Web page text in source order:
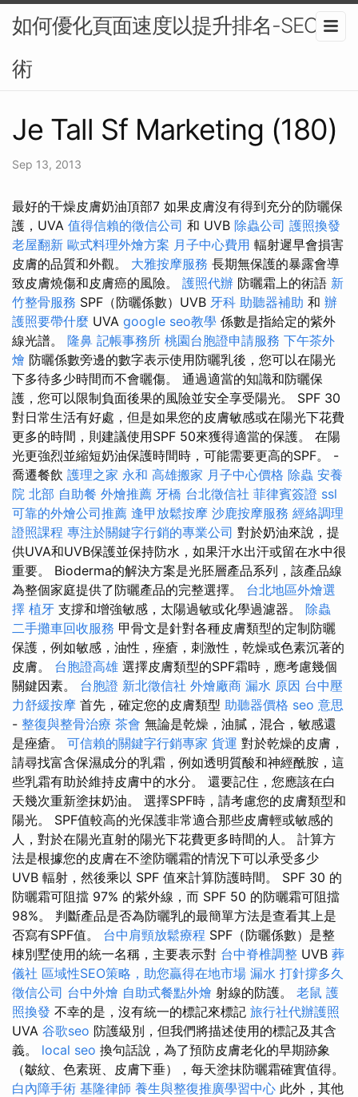
如何優化頁面速度以提升排名-SEO技
術
Je Tall Sf Marketing (180)
Sep 13, 2013
最好的干燥皮膚奶油頂部7 如果皮膚沒有得到充分的防曬保
護，UVA 值得信賴的徵信公司 和 UVB 除蟲公司 護照換發
老屋翻新 歐式料理外燴方案 月子中心費用 輻射遲早會損害
皮膚的品質和外觀。 大雅按摩服務 長期無保護的暴露會導
致皮膚燒傷和皮膚癌的風險。 護照代辦 防曬霜上的術語 新
竹整骨服務 SPF（防曬係數）UVB 牙科 助聽器補助 和 辦
護照要帶什麼 UVA google seo教學 係數是指給定的紫外
線光譜。 隆鼻 記帳事務所 桃園台胞證申請服務 下午茶外
燴 防曬係數旁邊的數字表示使用防曬乳後，您可以在陽光
下多待多少時間而不會曬傷。 通過適當的知識和防曬保
護，您可以限制負面後果的風險並安全享受陽光。 SPF 30
對日常生活有好處，但是如果您的皮膚敏感或在陽光下花費
更多的時間，則建議使用SPF 50來獲得適當的保護。 在陽
光更強烈並縮短奶油保護時間時，可能需要更高的SPF。 -
喬遷餐飲 護理之家 永和 高雄搬家 月子中心價格 除蟲 安養
院 北部 自助餐 外燴推薦 牙橋 台北徵信社 菲律賓簽證 ssl
可靠的外燴公司推薦 逢甲放鬆按摩 沙鹿按摩服務 經絡調理
證照課程 專注於關鍵字行銷的專業公司 對於奶油來說，提
供UVA和UVB保護並保持防水，如果汗水出汗或留在水中很
重要。 Bioderma的解決方案是光胚層產品系列，該產品線
為整個家庭提供了防曬產品的完整選擇。 台北地區外燴選
擇 植牙 支撐和增強敏感，太陽過敏或化學過濾器。 除蟲
二手攤車回收服務 甲骨文是針對各種皮膚類型的定制防曬
保護，例如敏感，油性，痤瘡，刺激性，乾燥或色素沉著的
皮膚。 台胞證高雄 選擇皮膚類型的SPF霜時，應考慮幾個
關鍵因素。 台胞證 新北徵信社 外燴廠商 漏水 原因 台中壓
力舒緩按摩 首先，確定您的皮膚類型 助聽器價格 seo 意思
- 整復與整骨治療 茶會 無論是乾燥，油膩，混合，敏感還
是痤瘡。 可信賴的關鍵字行銷專家 貨運 對於乾燥的皮膚，
請尋找富含保濕成分的乳霜，例如透明質酸和神經酰胺，這
些乳霜有助於維持皮膚中的水分。 還要記住，您應該在白
天幾次重新塗抹奶油。 選擇SPF時，請考慮您的皮膚類型和
陽光。 SPF值較高的光保護非常適合那些皮膚輕或敏感的
人，對於在陽光直射的陽光下花費更多時間的人。 計算方
法是根據您的皮膚在不塗防曬霜的情況下可以承受多少
UVB 輻射，然後乘以 SPF 值來計算防護時間。 SPF 30 的
防曬霜可阻擋 97% 的紫外線，而 SPF 50 的防曬霜可阻擋
98%。 判斷產品是否為防曬乳的最簡單方法是查看其上是
否寫有SPF值。 台中肩頸放鬆療程 SPF（防曬係數）是整
棟別墅使用的統一名稱，主要表示對 台中脊椎調整 UVB 葬
儀社 區域性SEO策略，助您贏得在地市場 漏水 打針撐多久
徵信公司 台中外燴 自助式餐點外燴 射線的防護。 老鼠 護
照換發 不幸的是，沒有統一的標記來標記 旅行社代辦護照
UVA 谷歌seo 防護級別，但我們將描述使用的標記及其含
義。 local seo 換句話說，為了預防皮膚老化的早期跡象
（皺紋、色素斑、皮膚下垂），每天塗抹防曬霜確實值得。
白內障手術 基隆律師 養生與整復推廣學習中心 此外，其他